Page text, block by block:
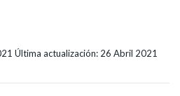
Última actualización: 26 Abril 2021